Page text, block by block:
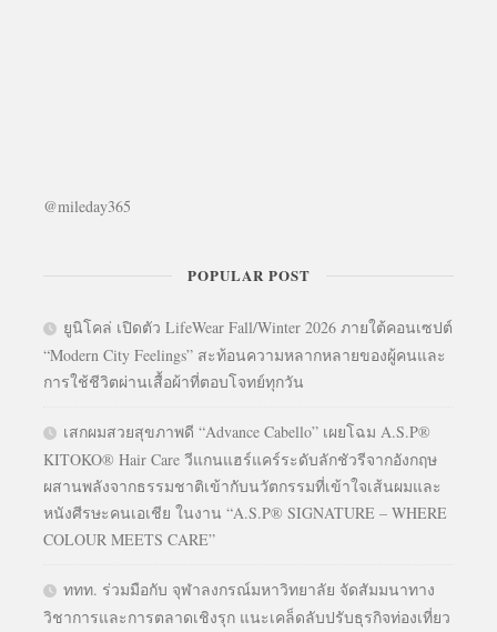
@mileday365
POPULAR POST
ยูนิโคล่ เปิดตัว LifeWear Fall/Winter 2026 ภายใต้คอนเซปต์
“Modern City Feelings” สะท้อนความหลากหลายของผู้คนและ
การใช้ชีวิตผ่านเสื้อผ้าที่ตอบโจทย์ทุกวัน
เสกผมสวยสุขภาพดี “Advance Cabello” เผยโฉม A.S.P®
KITOKO® Hair Care วีแกนแฮร์แคร์ระดับลักชัวรีจากอังกฤษ
ผสานพลังจากธรรมชาติเข้ากับนวัตกรรมที่เข้าใจเส้นผมและ
หนังศีรษะคนเอเชีย ในงาน “A.S.P® SIGNATURE – WHERE
COLOUR MEETS CARE”
ททท. ร่วมมือกับ จุฬาลงกรณ์มหาวิทยาลัย จัดสัมมนาทาง
วิชาการและการตลาดเชิงรุก แนะเคล็ดลับปรับธุรกิจท่องเที่ยว